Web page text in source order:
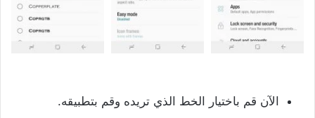
الآن قم باختيار الخط الذي تريده وقم بتطبيقه.